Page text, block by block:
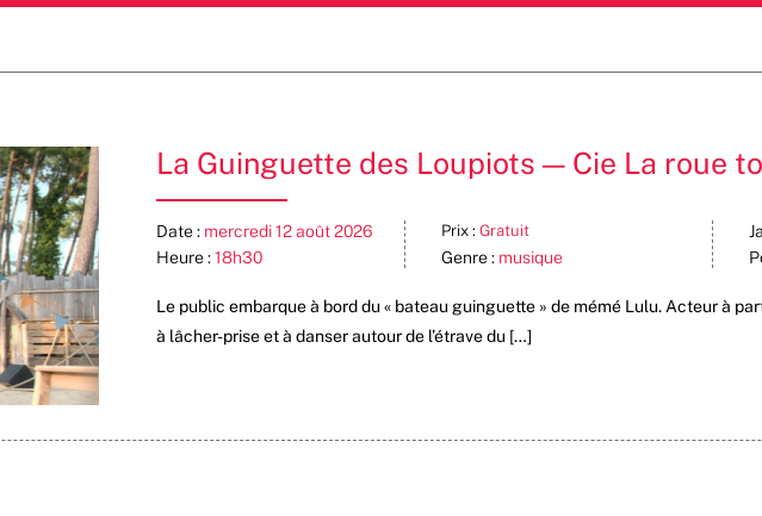
La Guinguette des Loupiots — Cie La roue
Date : mercredi 12 août 2026
Heure :18h30
Prix : Gratuit
Genre : musique
Le public embarque à bord du « bateau guinguette » de mémé Lulu. Acteur à
à lâcher-prise et à danser autour de l’étrave du […]